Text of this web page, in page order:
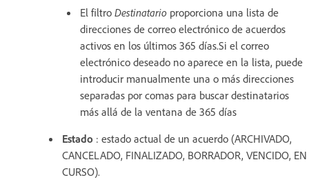
El filtro Destinatario proporciona una lista de
direcciones de correo electrónico de acuerdos
activos en los últimos 365 días.Si el correo
electrónico deseado no aparece en la lista, puede
introducir manualmente una o más direcciones
separadas por comas para buscar destinatarios
más allá de la ventana de 365 días
Estado : estado actual de un acuerdo (ARCHIVADO,
CANCELADO, FINALIZADO, BORRADOR, VENCIDO, EN
CURSO).